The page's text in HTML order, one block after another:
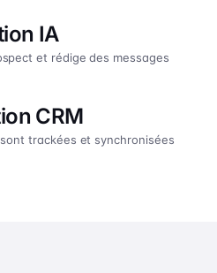
IA
et rédige des messages
CRM
trackées et synchronisées